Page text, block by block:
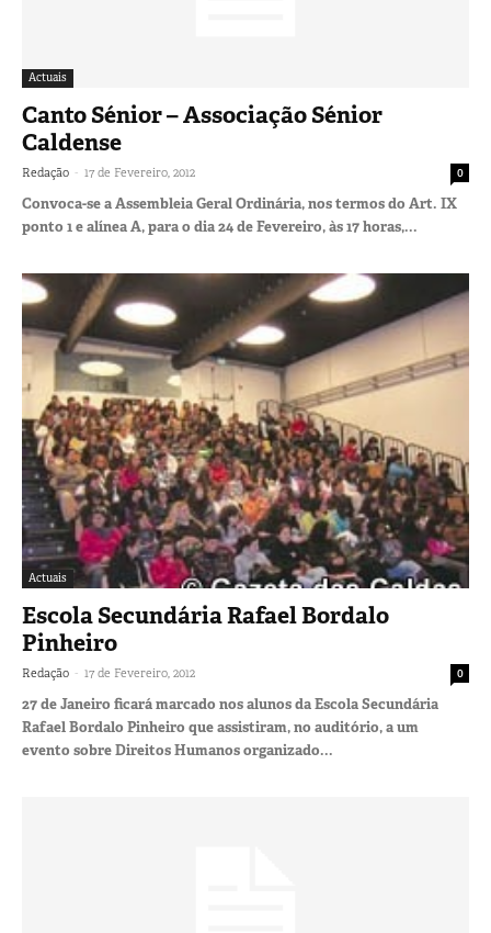
Actuais
Canto Sénior – Associação Sénior
Caldense
Redação - 17 de Fevereiro, 2012 0
Convoca-se a Assembleia Geral Ordinária, nos termos do Art. IX
ponto 1 e alínea A, para o dia 24 de Fevereiro, às 17 horas,...
Actuais
Escola Secundária Rafael Bordalo
Pinheiro
Redação - 17 de Fevereiro, 2012 0
27 de Janeiro ficará marcado nos alunos da Escola Secundária
Rafael Bordalo Pinheiro que assistiram, no auditório, a um
evento sobre Direitos Humanos organizado...